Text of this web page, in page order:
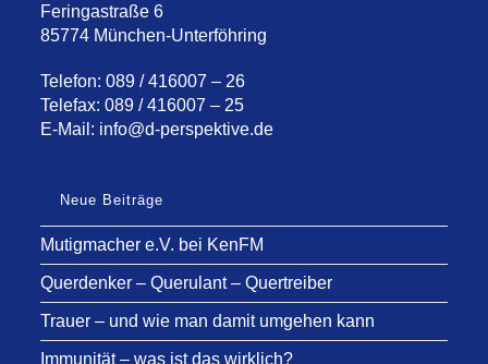
Feringastraße 6
85774 München-Unterföhring
Telefon: 089 / 416007 – 26
Telefax: 089 / 416007 – 25
E-Mail: info@d-perspektive.de
Neue Beiträge
Mutigmacher e.V. bei KenFM
Querdenker – Querulant – Quertreiber
Trauer – und wie man damit umgehen kann
Immunität – was ist das wirklich?